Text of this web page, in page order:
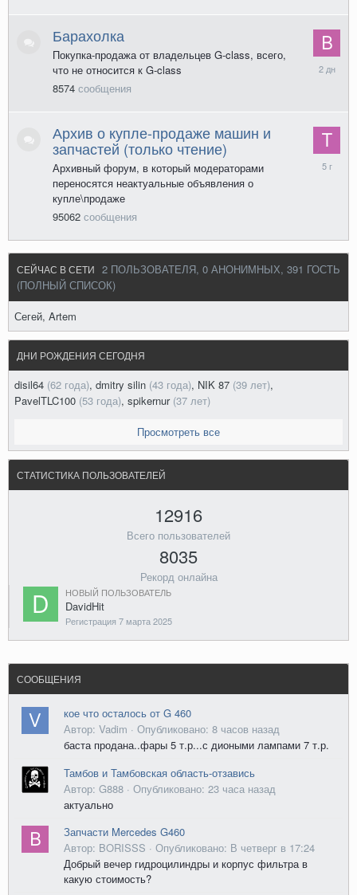
Барахолка
Покупка-продажа от владельцев G-class, всего,
что не относится к G-class
8574 сообщения
В
четверг
Архив о купле-продаже машин и
запчастей (только чтение)
Архивный форум, в который модераторами
переносятся неактуальные объявления о
купле\продаже
95062 сообщения
17
августа
СЕЙЧАС В СЕТИ 2 ПОЛЬЗОВАТЕЛЯ, 0 АНОНИМНЫХ, 391 ГОСТЬ
(ПОЛНЫЙ СПИСОК)
Сегей Artem
ДНИ РОЖДЕНИЯ СЕГОДНЯ
disil64 (62 года), dmitry silin (43 года), NIK 87 (39 лет),
PavelTLC100 (53 года), spikernur (37 лет)
Просмотреть все
СТАТИСТИКА ПОЛЬЗОВАТЕЛЕЙ
12916
Всего пользователей
8035
Рекорд онлайна
НОВЫЙ ПОЛЬЗОВАТЕЛЬ
DavidHit
Регистрация 7 марта 2025
СООБЩЕНИЯ
кое что осталось от G 460
Автор: Vadim · Опубликовано: 8 часов назад
баста продана..фары 5 т.р...с диоными лампами 7 т.р.
Тамбов и Тамбовская область-отзавись
Автор: G888 · Опубликовано: 23 часа назад
актуально
Запчасти Mercedes G460
Автор: BORISSS · Опубликовано: В четверг в 17:24
Добрый вечер гидроцилиндры и корпус фильтра в
какую стоимость?